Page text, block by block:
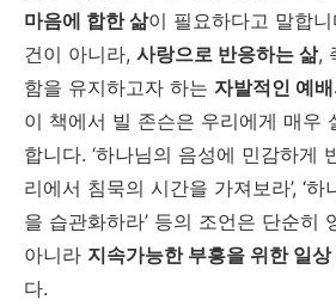
마음에 합한 삶이 필요하다고 말합
건이 아니라, 사랑으로 반응하는 삶,
함을 유지하고자 하는 자발적인 예
이 책에서 빌 존슨은 우리에게 매우
합니다. ‘하나님의 음성에 민감하게
리에서 침묵의 시간을 가져보라’, ‘
을 습관화하라’ 등의 조언은 단순히
아니라 지속가능한 부흥을 위한 일상
다.